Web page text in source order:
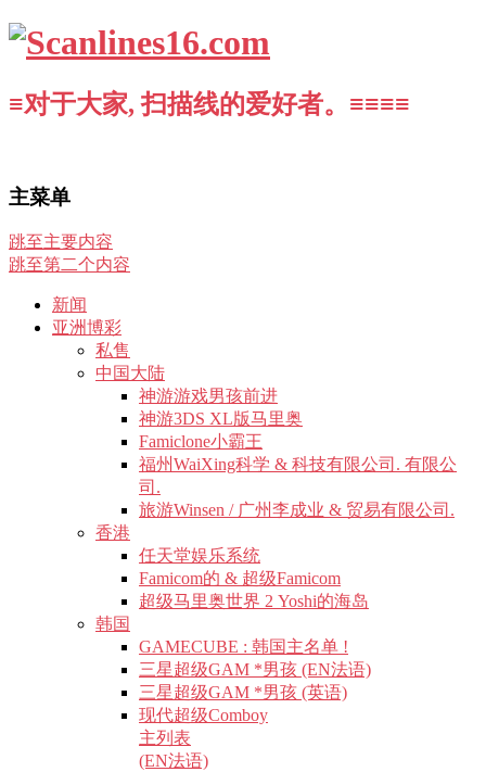
≡对于大家, 扫描线的爱好者。≡≡≡≡
主菜单
跳至主要内容
跳至第二个内容
新闻
亚洲博彩
私售
中国大陆
神游游戏男孩前进
神游3DS XL版马里奥
Famiclone小霸王
福州WaiXing科学 & 科技有限公司. 有限公
司.
旅游Winsen / 广州李成业 & 贸易有限公司.
香港
任天堂娱乐系统
Famicom的 & 超级Famicom
超级马里奥世界 2 Yoshi的海岛
韩国
GAMECUBE : 韩国主名单 !
三星超级GAM *男孩 (EN法语)
三星超级GAM *男孩 (英语)
现代超级Comboy
主列表
(EN法语)